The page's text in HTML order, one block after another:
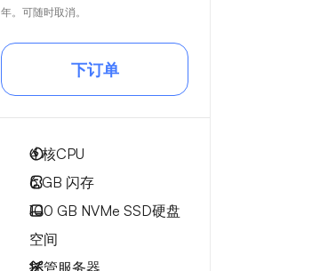
年。可随时取消。
下订单
4核CPU
6 GB 闪存
100 GB NVMe SSD硬盘
空间
托管服务器